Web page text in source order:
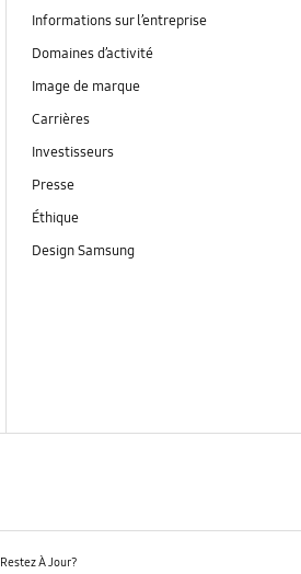
Informations sur l’entreprise
Domaines d’activité
Image de marque
Carrières
Investisseurs
Presse
Éthique
Design Samsung
Restez À Jour?